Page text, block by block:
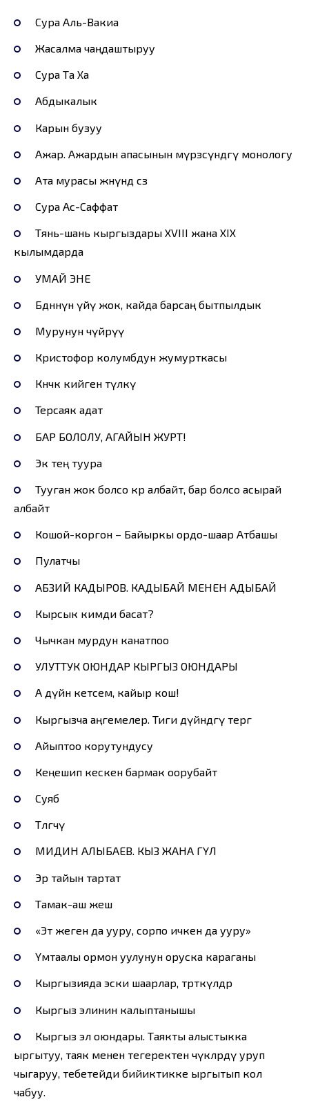
Сура Аль-Вакиа
Жасалма чаңдаштыруу
Сура Та Ха
Абдыкалык
Карын бузуу
Ажар. Ажардын апасынын мүрзөсүндөгү монологу
Ата мурасы жөнүндө сөз
Сура Ас-Саффат
Тянь-шань кыргыздары XVIII жана XIX
кылымдарда
УМАЙ ЭНЕ
Бөдөнөнүн үйү жок, кайда барсаң бытпылдык
Мурунун чүйрүү
Кристофор колумбдун жумурткасы
Көнөчөк кийген түлкү
Терсаяк адат
БАР БОЛОЛУ, АГАЙЫН ЖУРТ!
Экөө тең туура
Тууган жок болсо көрө албайт, бар болсо асырай
албайт
Кошой-коргон – Байыркы ордо-шаар Атбашы
Пулатчы
АБЗИЙ КАДЫРОВ. КАДЫБАЙ МЕНЕН АДЫБАЙ
Кырсык кимди басат?
Чычкан мурдун канатпоо
УЛУТТУК ОЮНДАР КЫРГЫЗ ОЮНДАРЫ
А дүйнө кетсем, кайыр кош!
Кыргызча аңгемелер. Тиги дүйнөдөгү тергөө
Айыптоо корутундусу
Кеңешип кескен бармак оорубайт
Суяб
Төлгөчү
МИДИН АЛЫБАЕВ. КЫЗ ЖАНА ГҮЛ
Эр тайын тартат
Тамак-аш жеш
«Эт жеген да ууру, сорпо ичкен да ууру»
Үмөтаалы ормон уулунун оруска караганы
Кыргызияда эски шаарлар, төрткүлдөр
Кыргыз элинин калыптанышы
Кыргыз эл оюндары. Таякты алыстыкка
ыргытуу, таяк менен тегеректен чүкөлөрдү уруп
чыгаруу, тебетейди бийиктикке ыргытып кол
чабуу.